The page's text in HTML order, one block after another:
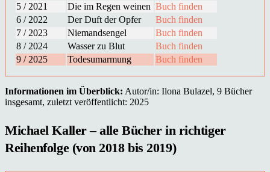
5 / 2021
Die im Regen weinen Buch finden
6 / 2022
Der Duft der Opfer
Buch finden
7 / 2023
Niemandsengel
Buch finden
8 / 2024
Wasser zu Blut
Buch finden
9 / 2025
Todesumarmung Buch finden
Informationen im Überblick: Autor/in: Ilona Bulazel, 9 Bücher
insgesamt, zuletzt veröffentlicht: 2025
Michael Kaller – alle Bücher in richtiger
Reihenfolge (von 2018 bis 2019)